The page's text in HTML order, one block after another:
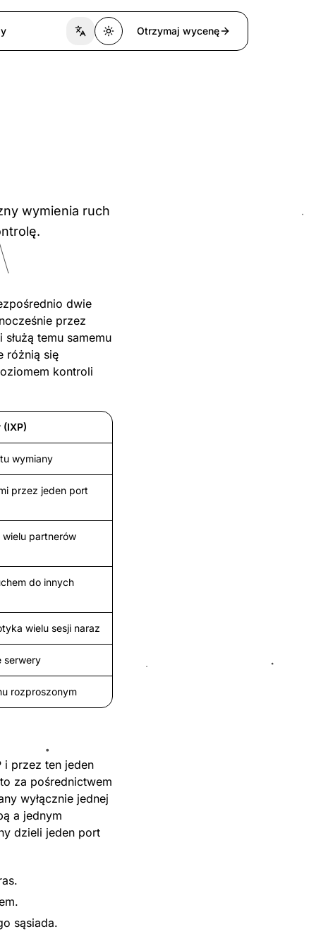
Switch language
Toggle theme
Otrzymaj wycenę
wymienia ruch
dwie
przez
służą temu samemu
różnią się
kontroli
wymiany
przez jeden port
partnerów
do innych
wielu sesji naraz
serwery
rozproszonym
i przez ten jeden
za pośrednictwem
wyłącznie jednej
a jednym
dzieli jeden port
sąsiada.